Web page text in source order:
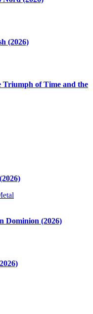
(2026)
of Time and the
Dominion (2026)